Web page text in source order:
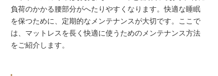
負荷のかかる腰部分がへたりやすくなります。快適な睡眠
を保つために、定期的なメンテナンスが大切です。ここで
は、マットレスを長く快適に使うためのメンテナンス方法
をご紹介します。